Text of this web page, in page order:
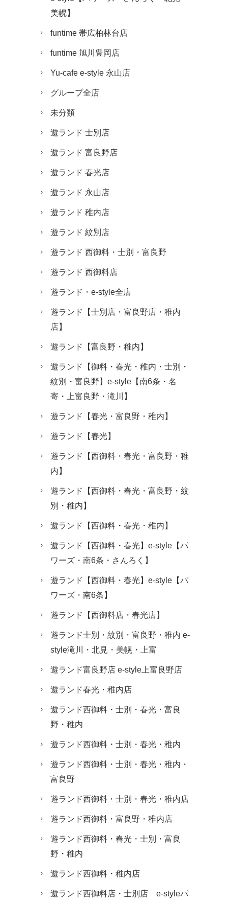
美幌】
funtime 帯広柏林台店
funtime 旭川豊岡店
Yu-cafe e-style 永山店
グループ全店
未分類
遊ランド 士別店
遊ランド 富良野店
遊ランド 春光店
遊ランド 永山店
遊ランド 稚内店
遊ランド 紋別店
遊ランド 西御料・士別・富良野
遊ランド 西御料店
遊ランド・e-style全店
遊ランド【士別店・富良野店・稚内
店】
遊ランド【富良野・稚内】
遊ランド【御料・春光・稚内・士別・
紋別・富良野】e-style【南6条・名
寄・上富良野・滝川】
遊ランド【春光・富良野・稚内】
遊ランド【春光】
遊ランド【西御料・春光・富良野・稚
内】
遊ランド【西御料・春光・富良野・紋
別・稚内】
遊ランド【西御料・春光・稚内】
遊ランド【西御料・春光】e-style【パ
ワーズ・南6条・さんろく】
遊ランド【西御料・春光】e-style【パ
ワーズ・南6条】
遊ランド【西御料店・春光店】
遊ランド士別・紋別・富良野・稚内 e-
style滝川・北見・美幌・上富
遊ランド富良野店 e-style上富良野店
遊ランド春光・稚内店
遊ランド西御料・士別・春光・富良
野・稚内
遊ランド西御料・士別・春光・稚内
遊ランド西御料・士別・春光・稚内・
富良野
遊ランド西御料・士別・春光・稚内店
遊ランド西御料・富良野・稚内店
遊ランド西御料・春光・士別・富良
野・稚内
遊ランド西御料・稚内店
遊ランド西御料店・士別店 e-styleパ